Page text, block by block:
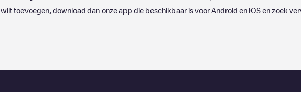
wilt toevoegen, download dan onze app die beschikbaar is voor Android en iOS en zoek